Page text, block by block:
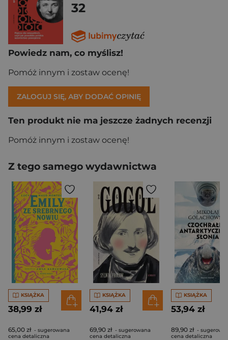
32
Powiedz nam, co myślisz!
Pomóż innym i zostaw ocenę!
ZALOGUJ SIĘ, ABY DODAĆ OPINIĘ
Ten produkt nie ma jeszcze żadnych recenzji
Pomóż innym i zostaw ocenę!
Z tego samego wydawnictwa
KSIĄŻKA
38,99 zł
65,00 zł - sugerowana
cena detaliczna
KSIĄŻKA
41,94 zł
69,90 zł - sugerowana
cena detaliczna
KSIĄŻKA
53,94 zł
89,90 zł -
cena detaliczna